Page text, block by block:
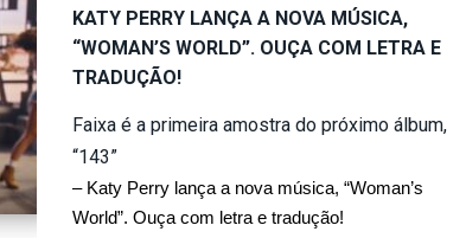
KATY PERRY LANÇA A NOVA MÚSICA,
“WOMAN’S WORLD”. OUÇA COM LETRA E
TRADUÇÃO!
Faixa é a primeira amostra do próximo álbum,
“143”
– Katy Perry lança a nova música, “Woman’s
World”. Ouça com letra e tradução!